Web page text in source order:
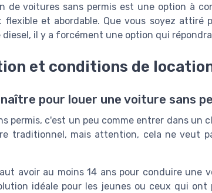
de voitures sans permis est une option à
et abordable. Que vous soyez attiré
il y a forcément une option qui
et conditions de
pour louer une voiture sans
permis, c'est un peu comme entrer dans un
traditionnel, mais attention, cela ne veut
avoir au moins 14 ans pour conduire une
idéale pour les jeunes ou ceux qui ont